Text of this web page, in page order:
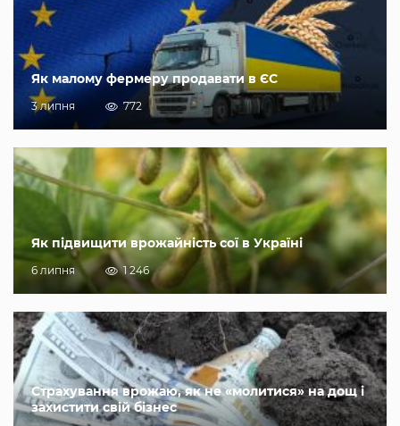
Як малому фермеру продавати в ЄС
3 липня 772
Як підвищити врожайність сої в Україні
6 липня 1 246
Страхування врожаю, як не «молитися» на дощ і
захистити свій бізнес